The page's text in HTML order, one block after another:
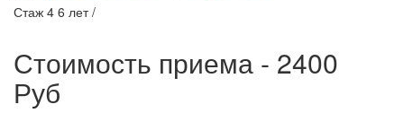
Стаж 4 6 лет /
Стоимость приема - 2400
Руб